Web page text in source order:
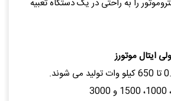
را به راحتی در یک دستگاه تعبیه
ایتال موتورز